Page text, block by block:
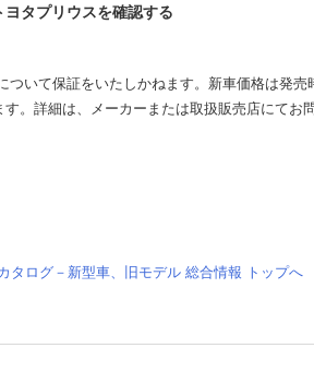
タプリウスを確認する
いて保証をいたしかねます。新車価格は発売
。詳細は、メーカーまたは取扱販売店にてお
タログ－新型車、旧モデル 総合情報 トップへ